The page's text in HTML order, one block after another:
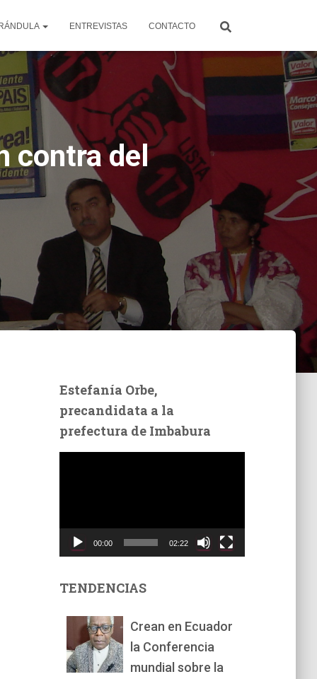
ENTREVISTAS CONTACTO
contra del
Estefanía Orbe,
precandidata a la
prefectura de Imbabura
t
00:00 02:22
TENDENCIAS
Crean en Ecuador
la Conferencia
mundial sobre la